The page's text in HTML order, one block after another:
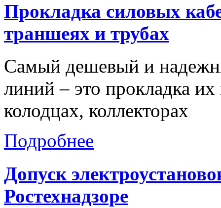
Прокладка силовых
траншеях и трубах
Самый дешевый и
линий – это прокладка
колодцах, коллекторах
Подробнее
Допуск
Ростехнадзоре